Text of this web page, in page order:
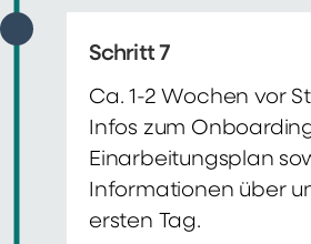
Schritt 7
Ca. 1-2 Wochen vor
Infos zum
Einarbeitungsplan
Informationen über
ersten Tag.